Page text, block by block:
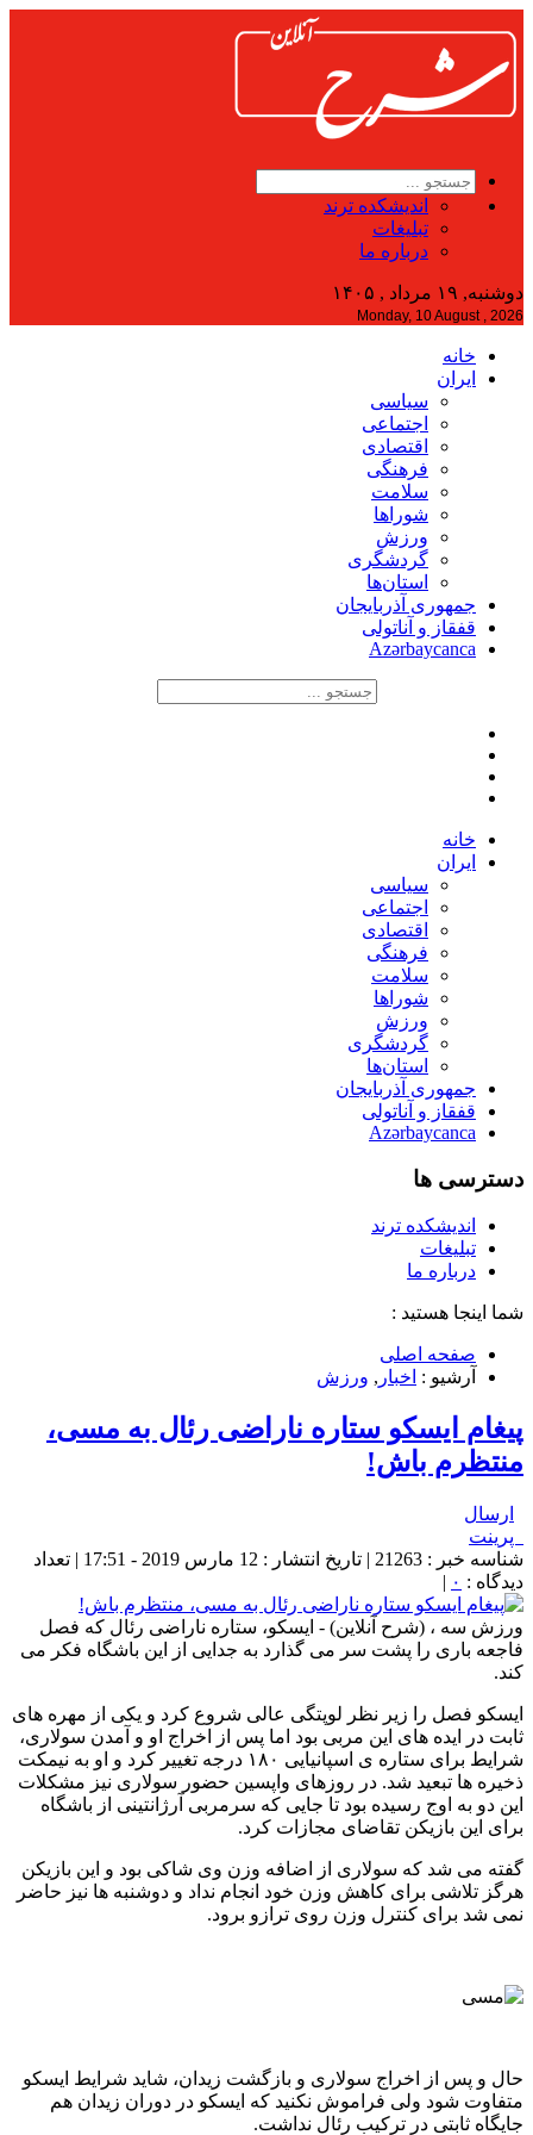
اندیشکده ترند
تبلیغات
درباره ما
دوشنبه, ۱۹ مرداد , ۱۴۰۵
Monday, 10 August , 2026
خانه
ایران
سیاسی
اجتماعی
اقتصادی
فرهنگی
سلامت
شوراها
ورزش
گردشگری
استان‌ها
جمهوری آذربایجان
قفقاز و آناتولی
Azərbaycanca
خانه
ایران
سیاسی
اجتماعی
اقتصادی
فرهنگی
سلامت
شوراها
ورزش
گردشگری
استان‌ها
جمهوری آذربایجان
قفقاز و آناتولی
Azərbaycanca
دسترسی ها
اندیشکده ترند
تبلیغات
درباره ما
شما اینجا هستید :
صفحه اصلی
آرشیو : اخبار , ورزش
پیغام ایسکو ستاره ناراضی رئال به مسی،
منتظرم باش!
ارسال
پرینت
شناسه خبر : 21263 | تاریخ انتشار : 12 مارس 2019 - 17:51 | تعداد
دیدگاه : ۰ |
ورزش سه ، (شرح آنلاین) - ایسکو، ستاره ناراضی رئال که فصل
فاجعه باری را پشت سر می گذارد به جدایی از این باشگاه فکر می
کند.
ایسکو فصل را زیر نظر لوپتگی عالی شروع کرد و یکی از مهره های
ثابت در ایده های این مربی بود اما پس از اخراج او و آمدن سولاری،
شرایط برای ستاره ی اسپانیایی ۱۸۰ درجه تغییر کرد و او به نیمکت
ذخیره ها تبعید شد. در روزهای واپسین حضور سولاری نیز مشکلات
این دو به اوج رسیده بود تا جایی که سرمربی آرژانتینی از باشگاه
برای این بازیکن تقاضای مجازات کرد.
گفته می شد که سولاری از اضافه وزن وی شاکی بود و این بازیکن
هرگز تلاشی برای کاهش وزن خود انجام نداد و دوشنبه ها نیز حاضر
نمی شد برای کنترل وزن روی ترازو برود.
حال و پس از اخراج سولاری و بازگشت زیدان، شاید شرایط ایسکو
متفاوت شود ولی فراموش نکنید که ایسکو در دوران زیدان هم
جایگاه ثابتی در ترکیب رئال نداشت.